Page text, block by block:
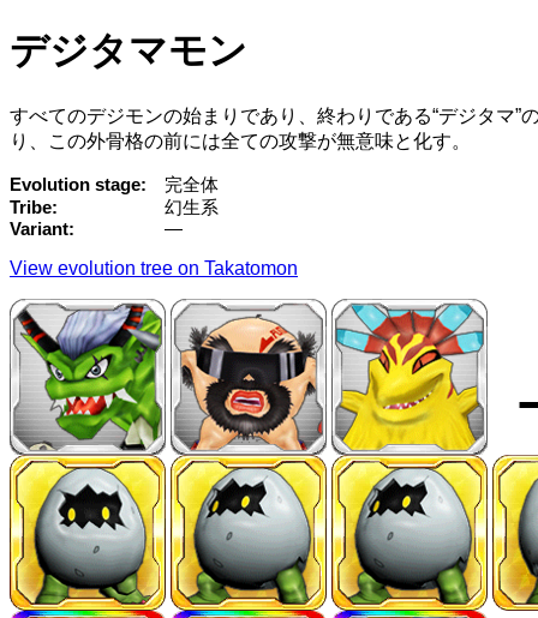
デジタマモン
すべてのデジモンの始まりであり、終わりである“デジタマ
り、この外骨格の前には全ての攻撃が無意味と化す。
Evolution stage
完全体
Tribe
幻生系
Variant
—
View evolution tree on Takatomon